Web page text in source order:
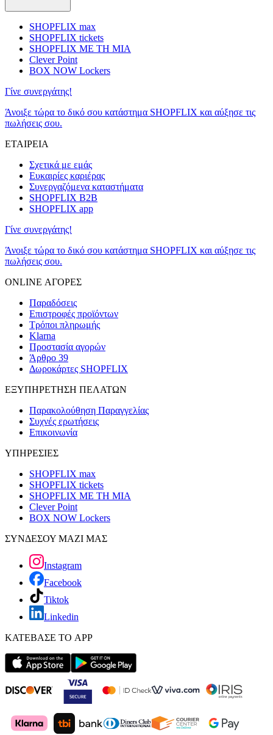
SHOPFLIX max
SHOPFLIX tickets
SHOPFLIX ΜΕ ΤΗ ΜΙΑ
Clever Point
BOX NOW Lockers
Γίνε συνεργάτης!
Άνοιξε τώρα το δικό σου κατάστημα SHOPFLIX και αύξησε τις
πωλήσεις σου.
ΕΤΑΙΡΕΙΑ
Σχετικά με εμάς
Ευκαιρίες καριέρας
Συνεργαζόμενα καταστήματα
SHOPFLIX B2B
SHOPFLIX app
Γίνε συνεργάτης!
Άνοιξε τώρα το δικό σου κατάστημα SHOPFLIX και αύξησε τις
πωλήσεις σου.
ONLINE ΑΓΟΡΕΣ
Παραδόσεις
Επιστροφές προϊόντων
Τρόποι πληρωμής
Klarna
Προστασία αγορών
Άρθρο 39
Δωροκάρτες SHOPFLIX
ΕΞΥΠΗΡΕΤΗΣΗ ΠΕΛΑΤΩΝ
Παρακολούθηση Παραγγελίας
Συχνές ερωτήσεις
Επικοινωνία
ΥΠΗΡΕΣΙΕΣ
SHOPFLIX max
SHOPFLIX tickets
SHOPFLIX ΜΕ ΤΗ ΜΙΑ
Clever Point
BOX NOW Lockers
ΣΥΝΔΕΣΟΥ ΜΑΖΙ ΜΑΣ
Instagram
Facebook
Tiktok
Linkedin
ΚΑΤΕΒΑΣΕ ΤΟ APP